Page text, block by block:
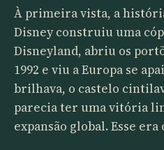
À primeira vista, a
Disney construiu uma
Disneyland, abriu os
1992 e viu a Europa se
brilhava, o castelo
parecia ter uma vitória
expansão global. Esse